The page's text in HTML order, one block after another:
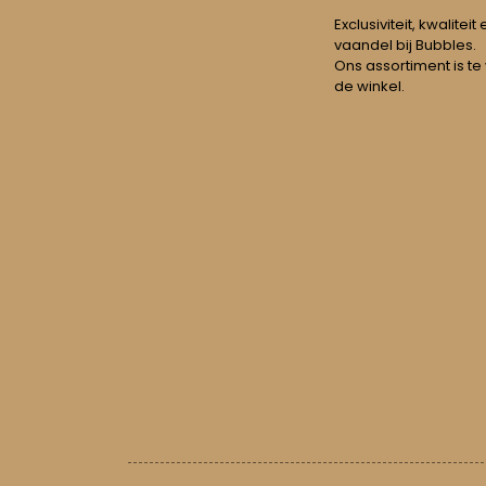
Exclusiviteit,
vaandel bij Bubbles.
Ons assortiment is
de winkel.